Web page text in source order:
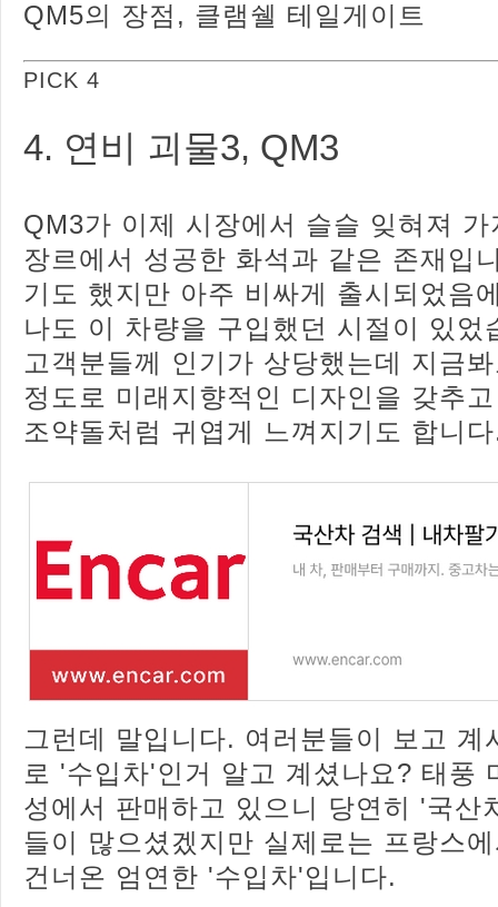
QM5의 장점, 클램쉘 테일게이트
PICK 4
4. 연비 괴물3, QM3
QM3가 이제 시장에서 슬슬 잊혀져
장르에서 성공한 화석과 같은 존재입
기도 했지만 아주 비싸게 출시되었음
나도 이 차량을 구입했던 시절이 있었
고객분들께 인기가 상당했는데 지금
정도로 미래지향적인 디자인을 갖추
조약돌처럼 귀엽게 느껴지기도 합니
그런데 말입니다. 여러분들이 보고 계
로 '수입차'인거 알고 계셨나요? 태풍
성에서 판매하고 있으니 당연히 '국산
들이 많으셨겠지만 실제로는 프랑스
건너온 엄연한 '수입차'입니다.